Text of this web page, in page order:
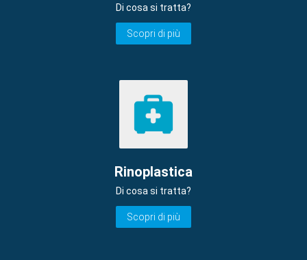
Di cosa si tratta?
Scopri di più
Rinoplastica
Di cosa si tratta?
Scopri di più